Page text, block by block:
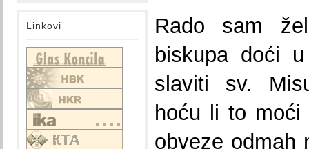
Linkovi
Rado sam
biskupa doći
slaviti sv.
hoću li to
obveze odmah